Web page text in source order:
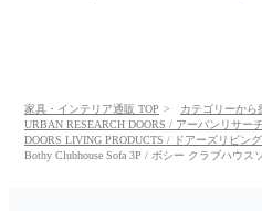
家具・インテリア通販 TOP カテゴリーから
URBAN RESEARCH DOORS / アーバンリサー
DOORS LIVING PRODUCTS / ドアーズリビン
Bothy Clubhouse Sofa 3P / ボシー クラブハウス